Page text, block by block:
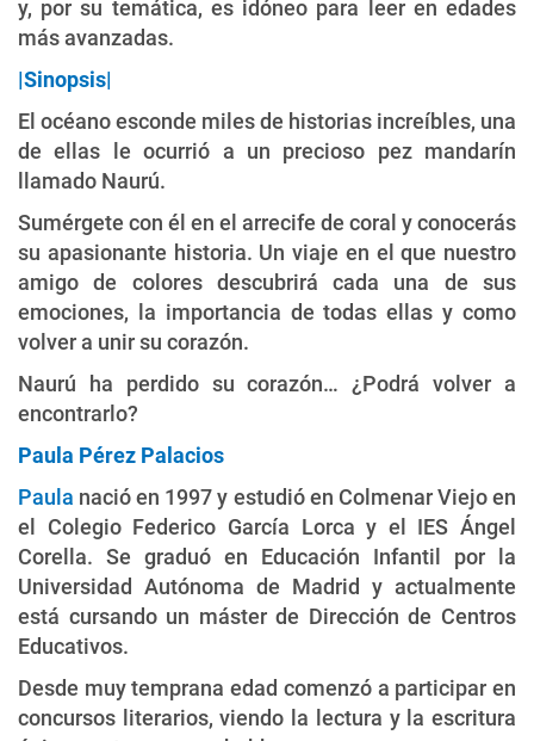
y, por su temática, es idóneo para leer en edades
más avanzadas.
|Sinopsis|
El océano esconde miles de historias increíbles, una
de ellas le ocurrió a un precioso pez mandarín
llamado Naurú.
Sumérgete con él en el arrecife de coral y conocerás
su apasionante historia. Un viaje en el que nuestro
amigo de colores descubrirá cada una de sus
emociones, la importancia de todas ellas y como
volver a unir su corazón.
Naurú ha perdido su corazón… ¿Podrá volver a
encontrarlo?
Paula Pérez Palacios
Paula nació en 1997 y estudió en Colmenar Viejo en
el Colegio Federico García Lorca y el IES Ángel
Corella. Se graduó en Educación Infantil por la
Universidad Autónoma de Madrid y actualmente
está cursando un máster de Dirección de Centros
Educativos.
Desde muy temprana edad comenzó a participar en
concursos literarios, viendo la lectura y la escritura